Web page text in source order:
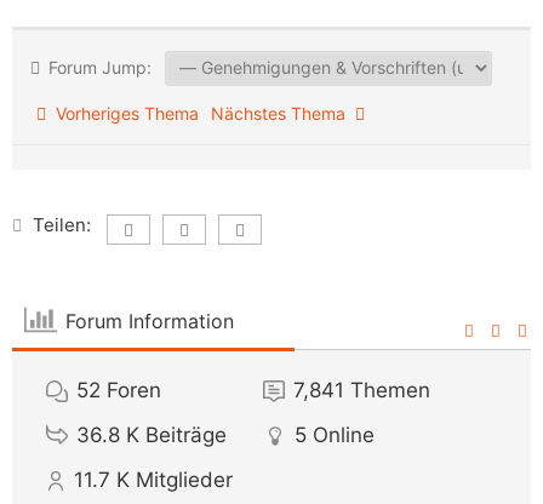
Forum Jump:
Vorheriges Thema Nächstes Thema
Teilen:
Forum Information
52 Foren 7,841 Themen
36.8 K Beiträge 5 Online
11.7 K Mitglieder